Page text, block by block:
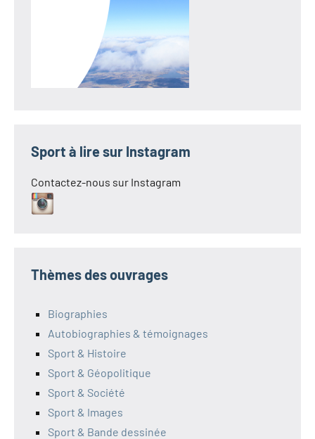
Sport à lire sur Instagram
Contactez-nous sur Instagram
Thèmes des ouvrages
Biographies
Autobiographies & témoignages
Sport & Histoire
Sport & Géopolitique
Sport & Société
Sport & Images
Sport & Bande dessinée